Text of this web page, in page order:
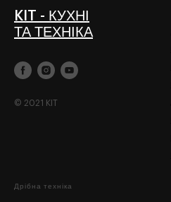
KIT - КУХНІ
ТА ТЕХНІКА
© 2021 KIT
Дрібна техніка